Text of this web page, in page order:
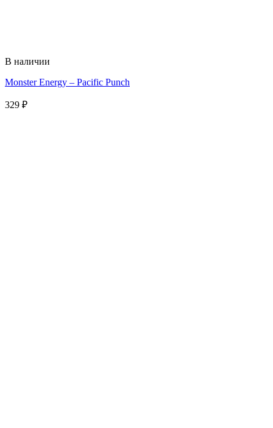
В наличии
Monster Energy – Pacific Punch
329 ₽